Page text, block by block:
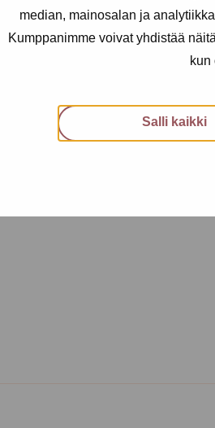
median, mainosalan ja
Kumppanimme voivat yhdistää
kun
Salli kaikki